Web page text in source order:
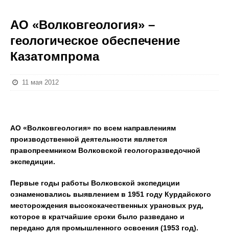
АО «Волковгеология» –
геологическое обеспечение
Казатомпрома
11 мая 2012
АО «Волковгеология» по всем направлениям
производственной деятельности является
правопреемником Волковской геологоразведочной
экспедиции.
Первые годы работы Волковской экспедиции
ознаменовались выявлением в 1951 году Курдайского
месторождения высококачественных урановых руд,
которое в кратчайшие сроки было разведано и
передано для промышленного освоения (1953 год).